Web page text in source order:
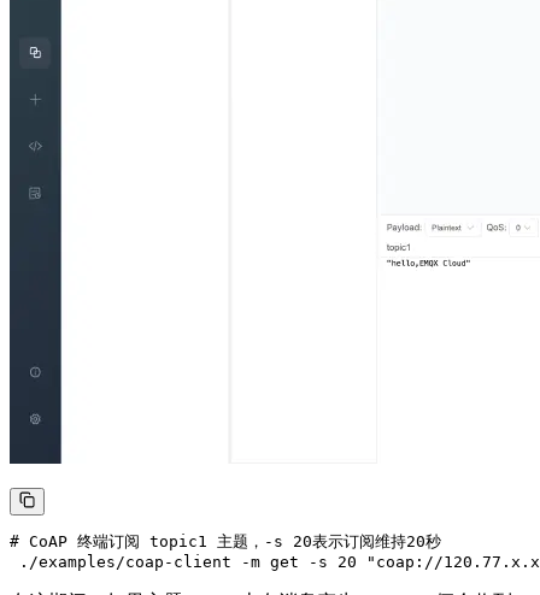
# CoAP 终端订阅 topic1 主题，-s 20表示订阅维持20秒